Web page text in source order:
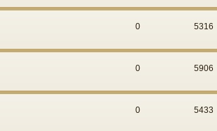
0 5316
0 5906
0 5433